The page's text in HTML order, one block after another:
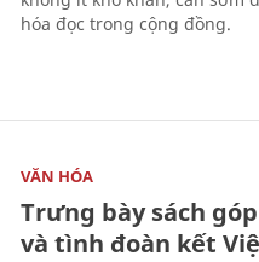
hóa đọc trong cộng đồng.
VĂN HÓA
Trưng bày sách
và tình đoàn kết